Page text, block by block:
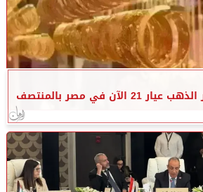
في مصر بالمنتصف